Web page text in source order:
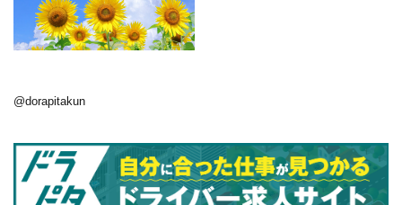
@dorapitakun